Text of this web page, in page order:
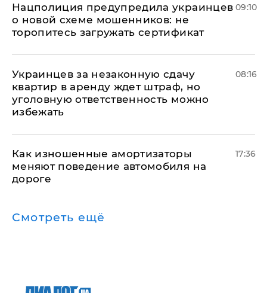
Нацполиция предупредила украинцев
о новой схеме мошенников: не
торопитесь загружать сертификат
09:10
Украинцев за незаконную сдачу
квартир в аренду ждет штраф, но
уголовную ответственность можно
избежать
08:16
Как изношенные амортизаторы
меняют поведение автомобиля на
дороге
17:36
Смотреть ещё